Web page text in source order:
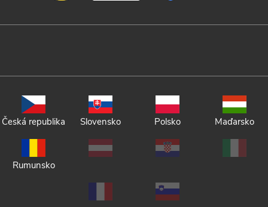
Česká republika Slovensko Polsko Maďarsko
Rumunsko